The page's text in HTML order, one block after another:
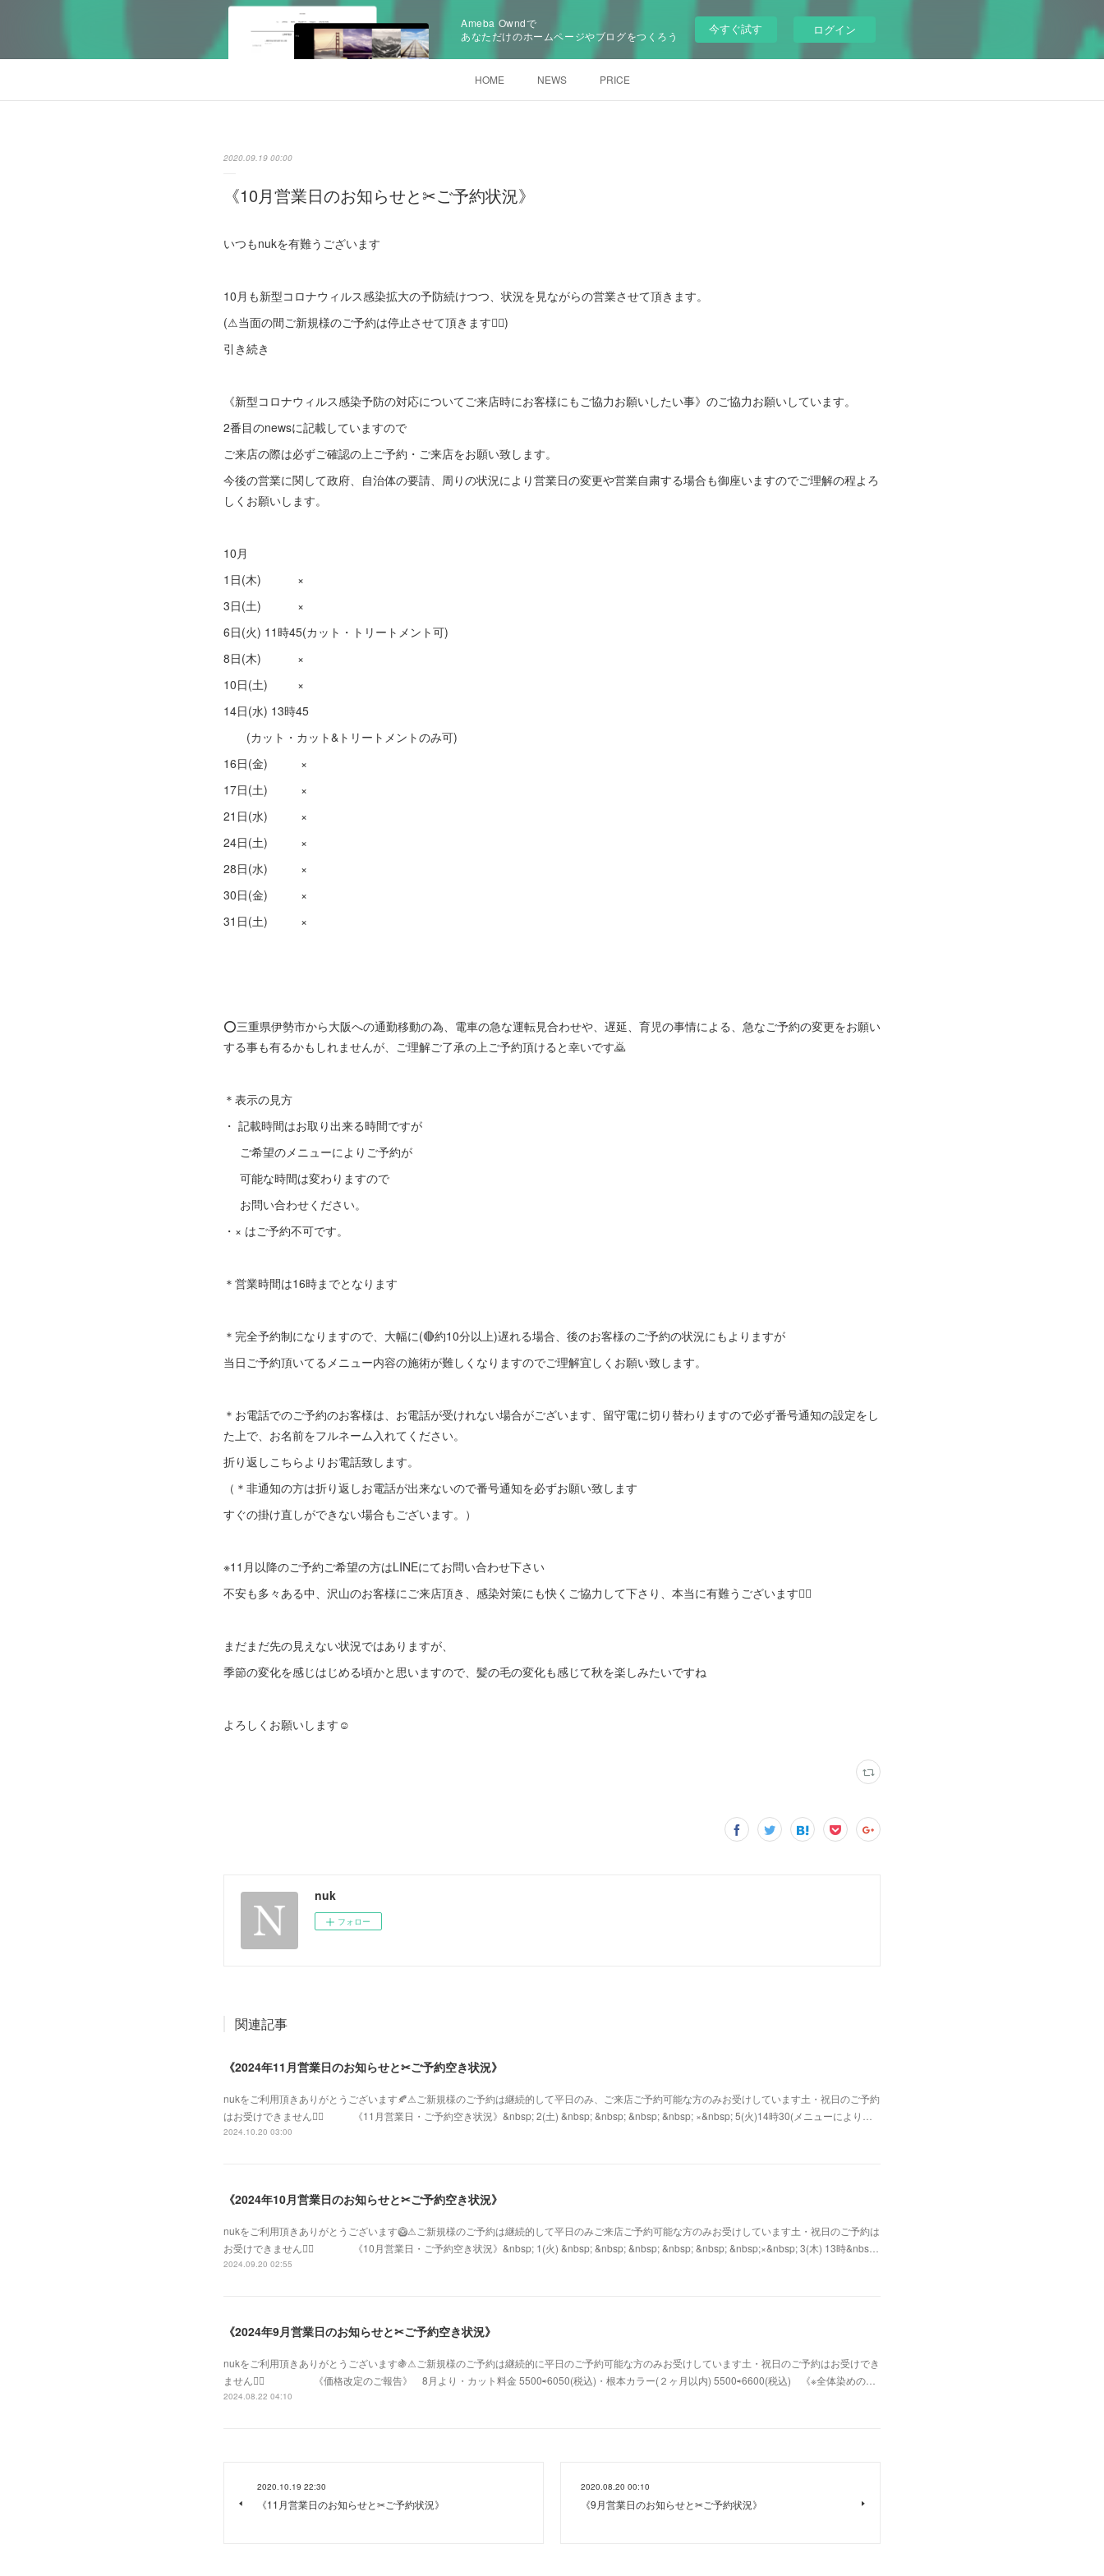
Ameba Owndで
あなただけのホームページやブログをつくろう
今すぐ試す ログイン
HOME NEWS PRICE
2020.09.19 00:00
《10月営業日のお知らせと✂︎ご予約状況》
いつもnukを有難うございます
10月も新型コロナウィルス感染拡大の予防続けつつ、状況を見ながらの営業させて頂きます。
(⚠︎当面の間ご新規様のご予約は停止させて頂きます🙇‍♂️)
引き続き
《新型コロナウィルス感染予防の対応についてご来店時にお客様にもご協力お願いしたい事》のご協力お願いしています。
2番目のnewsに記載していますので
ご来店の際は必ずご確認の上ご予約・ご来店をお願い致します。
今後の営業に関して政府、自治体の要請、周りの状況により営業日の変更や営業自粛する場合も御座いますのでご理解の程よろ
しくお願いします。
10月
1日(木) ×
3日(土) ×
6日(火) 11時45(カット・トリートメント可)
8日(木) ×
10日(土) ×
14日(水) 13時45
(カット・カット&トリートメントのみ可)
16日(金) ×
17日(土) ×
21日(水) ×
24日(土) ×
28日(水) ×
30日(金) ×
31日(土) ×
⭕️三重県伊勢市から大阪への通勤移動の為、電車の急な運転見合わせや、遅延、育児の事情による、急なご予約の変更をお願い
する事も有るかもしれませんが、ご理解ご了承の上ご予約頂けると幸いです🙇
＊表示の見方
・ 記載時間はお取り出来る時間ですが
ご希望のメニューによりご予約が
可能な時間は変わりますので
お問い合わせください。
・× はご予約不可です。
＊営業時間は16時までとなります
＊完全予約制になりますので、大幅に(🔴約10分以上)遅れる場合、後のお客様のご予約の状況にもよりますが
当日ご予約頂いてるメニュー内容の施術が難しくなりますのでご理解宜しくお願い致します。
＊お電話でのご予約のお客様は、お電話が受けれない場合がございます、留守電に切り替わりますので必ず番号通知の設定をし
た上で、お名前をフルネーム入れてください。
折り返しこちらよりお電話致します。
（＊非通知の方は折り返しお電話が出来ないので番号通知を必ずお願い致します
すぐの掛け直しができない場合もございます。）
※11月以降のご予約ご希望の方はLINEにてお問い合わせ下さい
不安も多々ある中、沢山のお客様にご来店頂き、感染対策にも快くご協力して下さり、本当に有難うございます🙇‍♂️
まだまだ先の見えない状況ではありますが、
季節の変化を感じはじめる頃かと思いますので、髪の毛の変化も感じて秋を楽しみたいですね
よろしくお願いします☺︎
nuk
フォロー
関連記事
《2024年11月営業日のお知らせと✂︎ご予約空き状況》
nukをご利用頂きありがとうございます🍂⚠︎ご新規様のご予約は継続的して平日のみ、ご来店ご予約可能な方のみお受けしています土・祝日のご予約
はお受けできません🙇‍♂️ 《11月営業日・ご予約空き状況》&nbsp; 2(土) &nbsp; &nbsp; &nbsp; &nbsp; ×&nbsp; 5(火)14時30(メニューにより…
2024.10.20 03:00
《2024年10月営業日のお知らせと✂︎ご予約空き状況》
nukをご利用頂きありがとうございます🥝⚠︎ご新規様のご予約は継続的して平日のみご来店ご予約可能な方のみお受けしています土・祝日のご予約は
お受けできません🙇‍♂️ 《10月営業日・ご予約空き状況》&nbsp; 1(火) &nbsp; &nbsp; &nbsp; &nbsp; &nbsp; &nbsp;×&nbsp; 3(木) 13時&nbs…
2024.09.20 02:55
《2024年9月営業日のお知らせと✂︎ご予約空き状況》
nukをご利用頂きありがとうございます🍇⚠︎ご新規様のご予約は継続的に平日のご予約可能な方のみお受けしています土・祝日のご予約はお受けでき
ません🙇‍♂️ 《価格改定のご報告》 8月より・カット料金 5500⇨6050(税込)・根本カラー(２ヶ月以内) 5500⇨6600(税込) 《※全体染めの…
2024.08.22 04:10
2020.10.19 22:30
《11月営業日のお知らせと✂︎ご予約状況》
2020.08.20 00:10
《9月営業日のお知らせと✂︎ご予約状況》